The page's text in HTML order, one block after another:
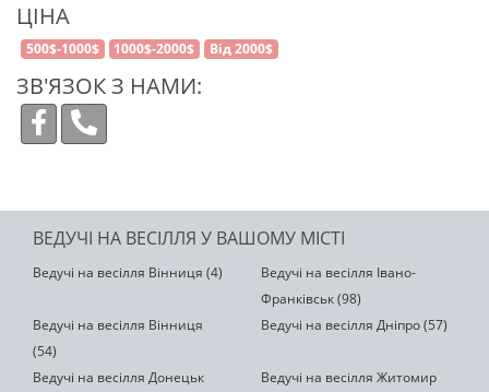
ЦІНА
500$-1000$ 1000$-2000$ Від 2000$
ЗВ'ЯЗОК З НАМИ:
ВЕДУЧІ НА ВЕСІЛЛЯ У ВАШОМУ МІСТІ
Ведучі на весілля Вінниця (4)
Ведучі на весілля Івано-
Франківськ (98)
Ведучі на весілля Вінниця
(54)
Ведучі на весілля Дніпро (57)
Ведучі на весілля Донецьк
Ведучі на весілля Житомир